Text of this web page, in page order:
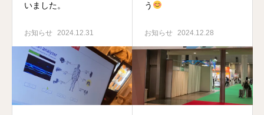
いました。
お知らせ 2024.12.31
う
お知らせ 2024.12.28